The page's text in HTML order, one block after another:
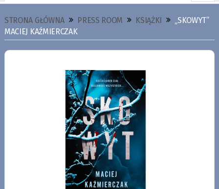
STRONA GŁÓWNA PRESS ROOM KSIĄŻKI
„SKOWYT”
MACIEJ KAŹMIERCZAK